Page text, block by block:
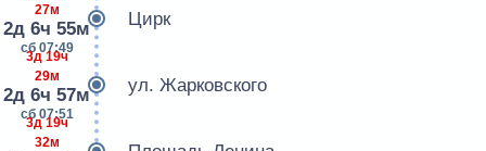
27м
2д 6ч 55м
сб 07:49
Цирк
3д 19ч
29м
2д 6ч 57м
сб 07:51
ул. Жарковского
3д 19ч
32м